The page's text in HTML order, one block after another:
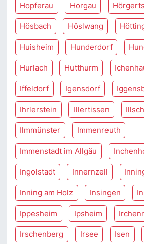
Hopferau Horgau
Hösbach Höslwang
Huisheim Hunderdorf
Hurlach Hutthurm
Iffeldorf Igensdorf
Ihrlerstein Illertissen
Ilmmünster Immenreuth
Immenstadt im Allgäu
Ingolstadt Innernzell
Inning am Holz Insingen
Ippesheim Ipsheim
Irschenberg Irsee Isen